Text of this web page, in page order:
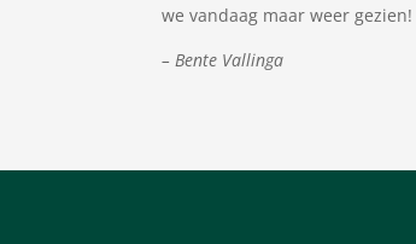
we vandaag maar weer gezien!
– Bente Vallinga